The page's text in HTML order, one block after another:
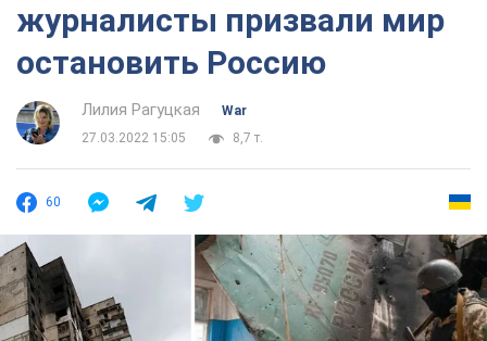
журналисты призвали мир
остановить Россию
Лилия Рагуцкая
War
27.03.2022 15:05
8,7 т.
60